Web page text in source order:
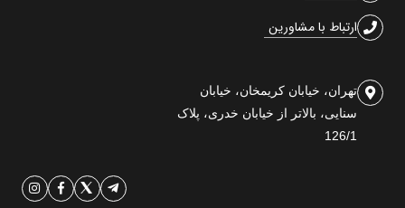
ارتباط با مشاورین
تهران، خیابان کریمخان، خیابان
سنایی، بالاتر از خیابان خدری، پلاک
126/1